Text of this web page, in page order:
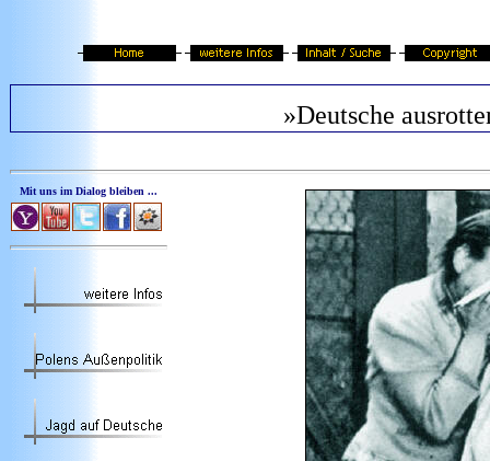
»Deutsche
Mit uns im Dialog bleiben ...